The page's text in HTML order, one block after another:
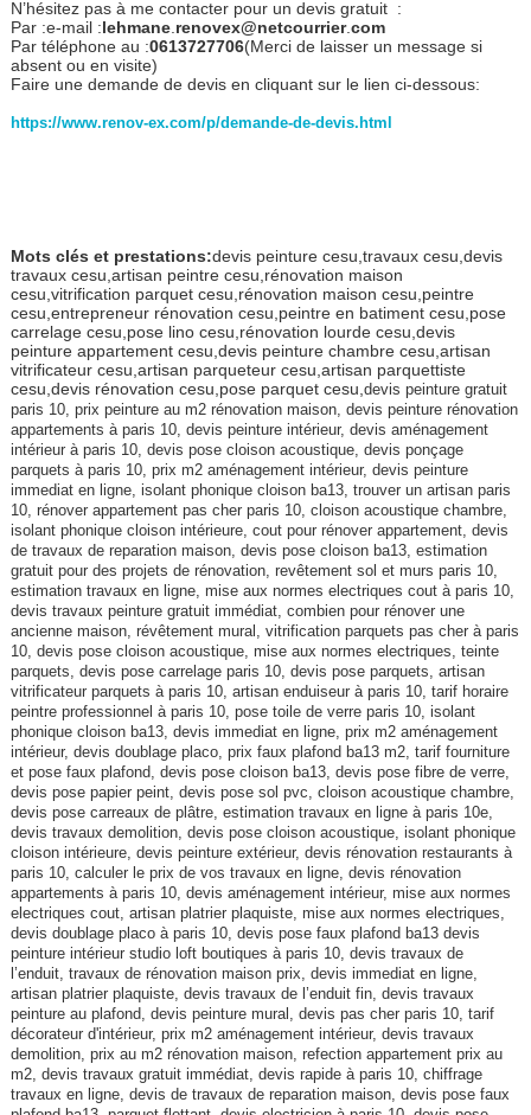
N’hésitez pas à me contacter pour un devis gratuit :
Par :e-mail :lehmane. renovex@netcourrier.com
Par téléphone au :0613727706(Merci de laisser un message si
absent ou en visite)
Faire une demande de devis en cliquant sur le lien ci-dessous:
https://www.renov-ex.com/p/demande-de-devis.html
Mots clés et prestations:devis peinture cesu,travaux cesu,devis
travaux cesu,artisan peintre cesu,rénovation maison
cesu,vitrification parquet cesu,rénovation maison cesu,peintre
cesu,entrepreneur rénovation cesu,peintre en batiment cesu,pose
carrelage cesu,pose lino cesu,rénovation lourde cesu,devis
peinture appartement cesu,devis peinture chambre cesu,artisan
vitrificateur cesu,artisan parqueteur cesu,artisan parquettiste
cesu,devis rénovation cesu,pose parquet cesu, devis peinture gratuit
paris 10, prix peinture au m2 rénovation maison, devis peinture rénovation
appartements à paris 10, devis peinture intérieur, devis aménagement
intérieur à paris 10, devis pose cloison acoustique, devis ponçage
parquets à paris 10, prix m2 aménagement intérieur, devis peinture
immediat en ligne, isolant phonique cloison ba13, trouver un artisan paris
10, rénover appartement pas cher paris 10, cloison acoustique chambre,
isolant phonique cloison intérieure, cout pour rénover appartement, devis
de travaux de reparation maison, devis pose cloison ba13, estimation
gratuit pour des projets de rénovation, revêtement sol et murs paris 10,
estimation travaux en ligne, mise aux normes electriques cout à paris 10,
devis travaux peinture gratuit immédiat, combien pour rénover une
ancienne maison, révêtement mural, vitrification parquets pas cher à paris
10, devis pose cloison acoustique, mise aux normes electriques, teinte
parquets, devis pose carrelage paris 10, devis pose parquets, artisan
vitrificateur parquets à paris 10, artisan enduiseur à paris 10, tarif horaire
peintre professionnel à paris 10, pose toile de verre paris 10, isolant
phonique cloison ba13, devis immediat en ligne, prix m2 aménagement
intérieur, devis doublage placo, prix faux plafond ba13 m2, tarif fourniture
et pose faux plafond, devis pose cloison ba13, devis pose fibre de verre,
devis pose papier peint, devis pose sol pvc, cloison acoustique chambre,
devis pose carreaux de plâtre, estimation travaux en ligne à paris 10e,
devis travaux demolition, devis pose cloison acoustique, isolant phonique
cloison intérieure, devis peinture extérieur, devis rénovation restaurants à
paris 10, calculer le prix de vos travaux en ligne, devis rénovation
appartements à paris 10, devis aménagement intérieur, mise aux normes
electriques cout, artisan platrier plaquiste, mise aux normes electriques,
devis doublage placo à paris 10, devis pose faux plafond ba13 devis
peinture intérieur studio loft boutiques à paris 10, devis travaux de
l’enduit, travaux de rénovation maison prix, devis immediat en ligne,
artisan platrier plaquiste, devis travaux de l’enduit fin, devis travaux
peinture au plafond, devis peinture mural, devis pas cher paris 10, tarif
décorateur d'intérieur, prix m2 aménagement intérieur, devis travaux
demolition, prix au m2 rénovation maison, refection appartement prix au
m2, devis travaux gratuit immédiat, devis rapide à paris 10, chiffrage
travaux en ligne, devis de travaux de reparation maison, devis pose faux